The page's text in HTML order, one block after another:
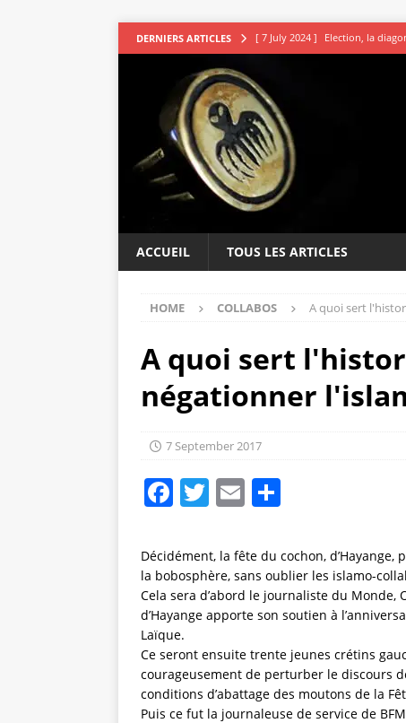
DERNIERS ARTICLES [ 7 July 2024 ] Election, la
[ 5 July 2024 ]
[ 4 July 2024 ] DSK le sage
[ 9 July 2024 ]
ACCUEIL TOUS LES ARTICLES
HOME COLLABOS A quoi sert
A quoi sert
négationner
7 September 2017
F
c
e
b
o
o
k
T
it
te
r
E
ai
l
a
re
Décidément, la fête du cochon,
la bobosphère, sans oublier les islamo-
Cela sera d’abord le journaliste du Monde,
d’Hayange apporte son soutien à
Laïque.
Ce seront ensuite trente jeunes crétins
courageusement de perturber le discours
conditions d’abattage des moutons de la
Puis ce fut la journaleuse de service de